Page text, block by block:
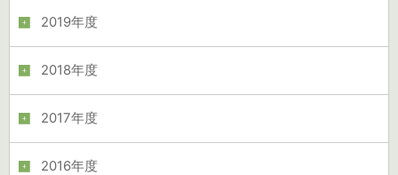
2019年度
2018年度
2017年度
2016年度